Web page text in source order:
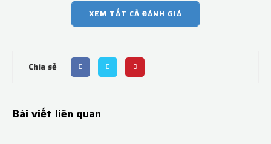
XEM TẤT CẢ ĐÁNH GIÁ
Chia sẻ
Bài viết liên quan